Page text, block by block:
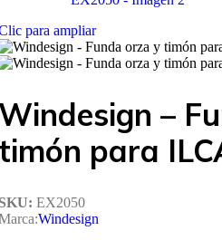
para ampliar
–
para
EX2050
Windesign